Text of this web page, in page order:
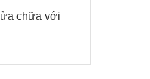
chữa với